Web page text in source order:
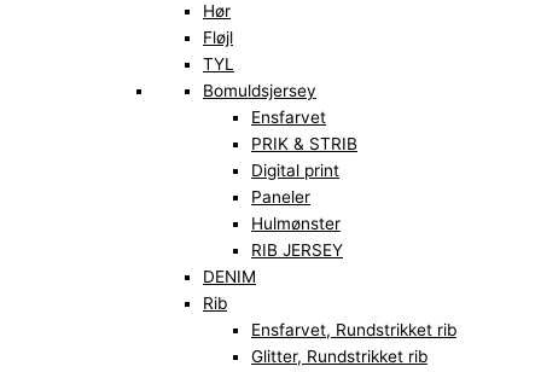
Hør
Fløjl
TYL
Bomuldsjersey
Ensfarvet
PRIK & STRIB
Digital print
Paneler
Hulmønster
RIB JERSEY
DENIM
Rib
Ensfarvet, Rundstrikket rib
Glitter, Rundstrikket rib